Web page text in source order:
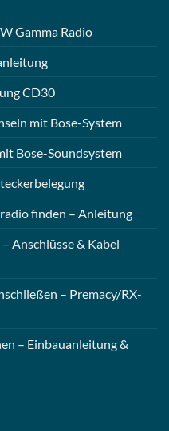
Gamma Radio
CD30
mit Bose-System
Bose-Soundsystem
finden – Anleitung
Anschlüsse & Kabel
– Premacy/RX-
– Einbauanleitung &